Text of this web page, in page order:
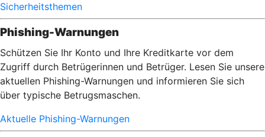
Sicherheitsthemen
Phishing-Warnungen
Schützen Sie Ihr Konto und Ihre Kreditkarte vor dem
Zugriff durch Betrügerinnen und Betrüger. Lesen Sie unsere
aktuellen Phishing-Warnungen und informieren Sie sich
über typische Betrugsmaschen.
Aktuelle Phishing-Warnungen